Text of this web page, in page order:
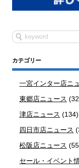
カテゴリー
一宮インター店ニ
東郷店ニュース
津店ニュース (134)
四日市店ニュース
松阪店ニュース
セール・イベント